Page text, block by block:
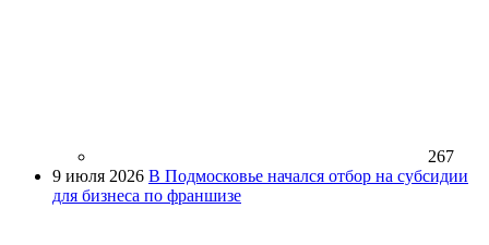
267
9 июля 2026 В Подмосковье начался отбор на субсидии
для бизнеса по франшизе